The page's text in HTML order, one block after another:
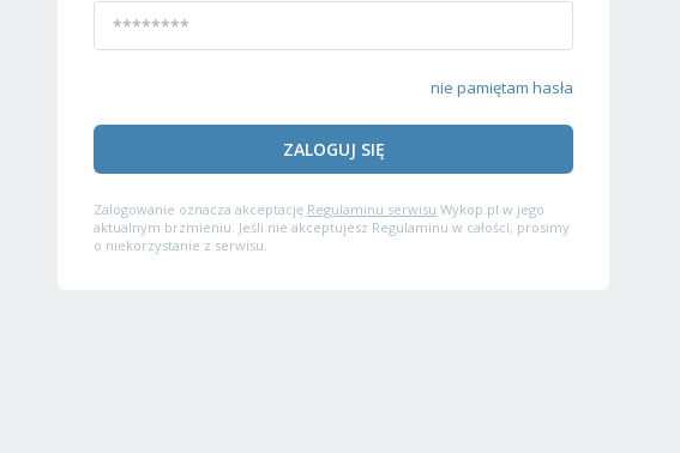
nie pamiętam hasła
ZALOGUJ SIĘ
Zalogowanie oznacza akceptację Regulaminu serwisu Wykop.pl w jego
aktualnym brzmieniu. Jeśli nie akceptujesz Regulaminu w całości, prosimy
o niekorzystanie z serwisu.